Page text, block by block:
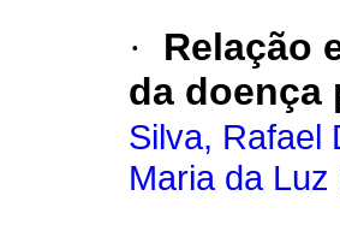
·
Relação
da doença
Silva, Rafael
Maria da